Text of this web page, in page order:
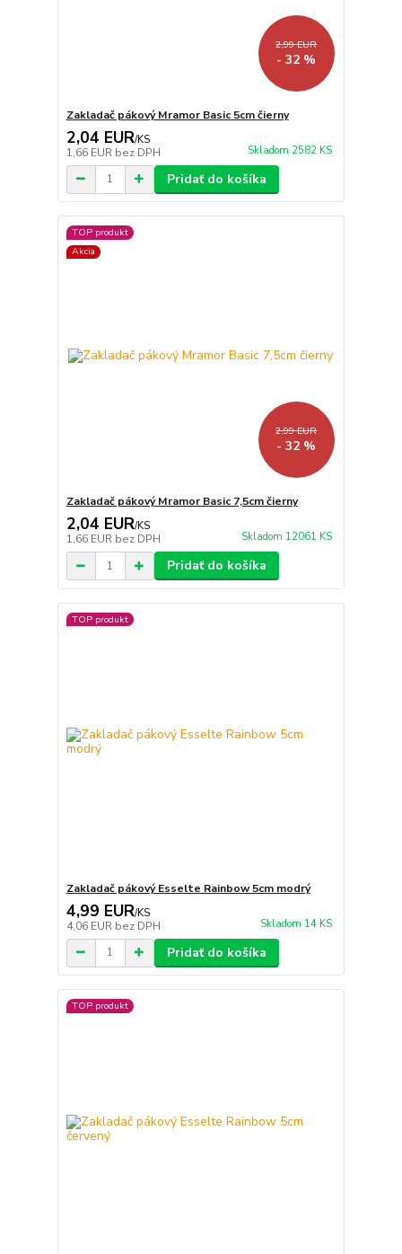
2,99 EUR
- 32 %
Zakladač pákový Mramor Basic 5cm čierny
2,04 EUR/KS
1,66 EUR bez DPH Skladom 2582 KS
Pridať do košíka
TOP produkt
Akcia
2,99 EUR
- 32 %
Zakladač pákový Mramor Basic 7,5cm čierny
2,04 EUR/KS
1,66 EUR bez DPH Skladom 12061 KS
Pridať do košíka
TOP produkt
Zakladač pákový Esselte Rainbow 5cm modrý
4,99 EUR/KS
4,06 EUR bez DPH Skladom 14 KS
Pridať do košíka
TOP produkt